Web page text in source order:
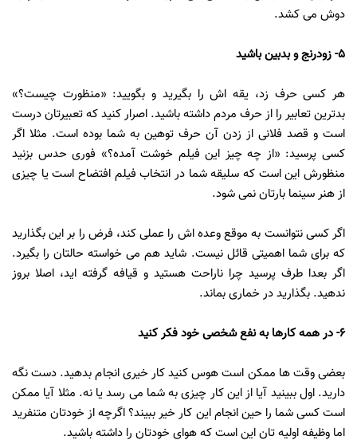
دوش می کشد.
5- زودرنج و بدبین باشید
هر کسی حرف زد، یقه اش را بگیرید و بگویید: «منظورت چیست؟»
بدترین تعابیر را از حرف مردم داشته باشید. اصرار کنید که تعبیرتان درست
است و قصد فلانی از زدن آن حرف توهین به شما بوده است. مثلا اگر
کسی پرسید: «از چه چیز این فیلم خوشت آمده؟» فوری حدس بزنید
منظورش این است که سلیقه شما در انتخاب فیلم افتضاح است یا چیزی
از هنر سینما بارتان نمی شود.
اگر کسی نتوانست به موقع وعده اش را عملی کند، فرض را بر این بگذارید
که برای شما اهمیتی قائل نیست. شاید هم می خواسته حالتان را بگیرد.
اگر بعدا طرف پرسید چرا ناراحت هستید و قیافه گرفته اید، اصلا بروز
ندهید. بگذارید در خماری بماند.
6- در همه کارها به نفع شخصی خود فکر کنید
بعضی وقت ها ممکن است هوس کنید کار خیری انجام بدهید. دست نگه
دارید. اول ببینید آیا از این کار چیزی به شما می رسد یا نه. مثلا آیا ممکن
است کسی شما را حین انجام این کار خیر ببیند؟ اگرچه از خودتان متنفرید
اما وظیفه اولیه تان این است که هوای خودتان را داشته باشید.